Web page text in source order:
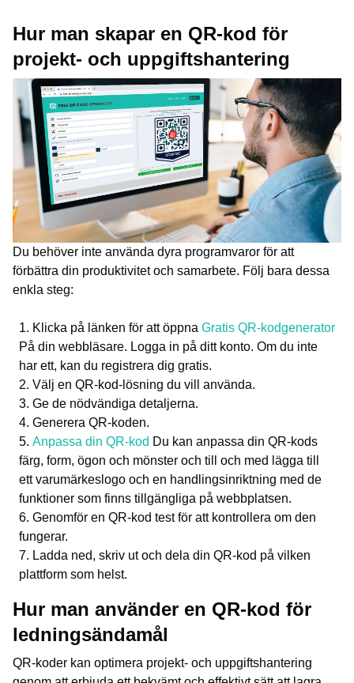
Hur man skapar en QR-kod för
projekt- och uppgiftshantering
Du behöver inte använda dyra programvaror för att
förbättra din produktivitet och samarbete. Följ bara dessa
enkla steg:
Klicka på länken för att öppna Gratis QR-kodgenerator
På din webbläsare. Logga in på ditt konto. Om du inte
har ett, kan du registrera dig gratis.
Välj en QR-kod-lösning du vill använda.
Ge de nödvändiga detaljerna.
Generera QR-koden.
Anpassa din QR-kod Du kan anpassa din QR-kods
färg, form, ögon och mönster och till och med lägga till
ett varumärkeslogo och en handlingsinriktning med de
funktioner som finns tillgängliga på webbplatsen.
Genomför en QR-kod test för att kontrollera om den
fungerar.
Ladda ned, skriv ut och dela din QR-kod på vilken
plattform som helst.
Hur man använder en QR-kod för
ledningsändamål
QR-koder kan optimera projekt- och uppgiftshantering